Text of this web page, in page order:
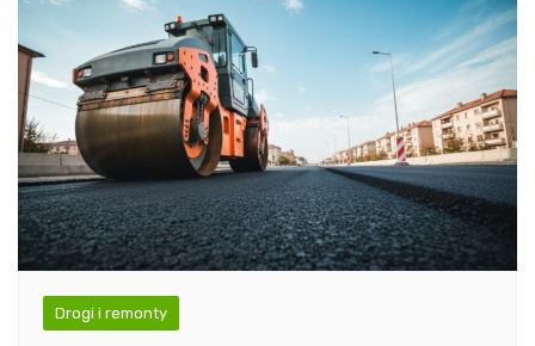
Drogi i remonty